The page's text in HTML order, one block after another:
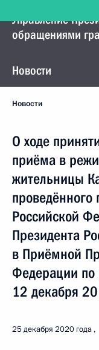
Управление
обращениями
Новости
Новости
О ходе
приёма в
жительницы
Российской
Президента
в Приёмной
Федерации по
12 декабря
25 декабря 2020 года